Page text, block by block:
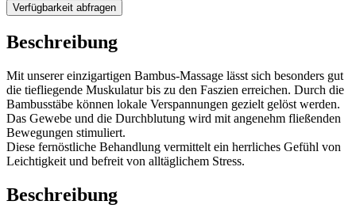
Verfügbarkeit abfragen
Beschreibung
Mit unserer einzigartigen Bambus-Massage lässt sich besonders gut
die tiefliegende Muskulatur bis zu den Faszien erreichen. Durch die
Bambusstäbe können lokale Verspannungen gezielt gelöst werden.
Das Gewebe und die Durchblutung wird mit angenehm fließenden
Bewegungen stimuliert.
Diese fernöstliche Behandlung vermittelt ein herrliches Gefühl von
Leichtigkeit und befreit von alltäglichem Stress.
Beschreibung